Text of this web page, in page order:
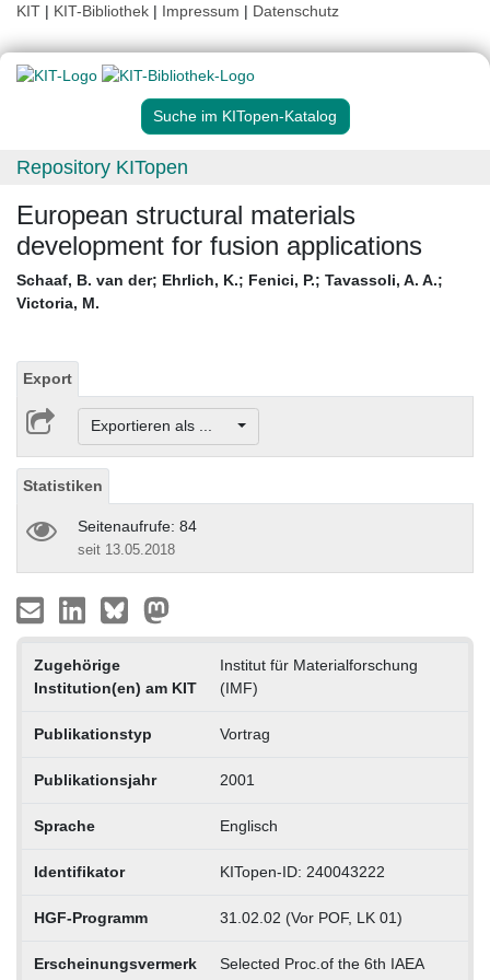
KIT | KIT-Bibliothek | Impressum | Datenschutz
Suche im KITopen-Katalog
Repository KITopen
European structural materials
development for fusion applications
Schaaf, B. van der; Ehrlich, K.; Fenici, P.; Tavassoli, A. A.;
Victoria, M.
Export
Exportieren als ...
Statistiken
Seitenaufrufe: 84
seit 13.05.2018
Zugehörige
Institution(en) am KIT
Institut für Materialforschung
(IMF)
Publikationstyp Vortrag
Publikationsjahr 2001
Sprache Englisch
Identifikator KITopen-ID: 240043222
HGF-Programm 31.02.02 (Vor POF, LK 01)
Erscheinungsvermerk
Selected Proc.of the 6th IAEA